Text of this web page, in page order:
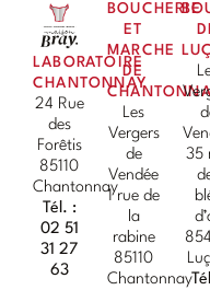
LABORATOIRE
CHANTONNAY
24 Rue
des
Forêtis
85110
Chantonnay
Tél. :
02 51
31 27
63
BOUCHERIE
ET
MARCHE
DE
Les
Vergers
de
Vendée
1 rue de
la
rabine
85110
Chantonnay
35